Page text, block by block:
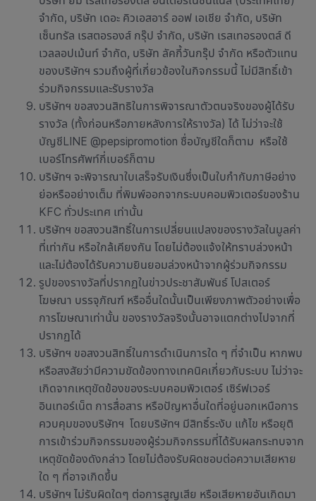
จำกัด, บริษัท เดอะ คิวเอสอาร์ ออฟ เอเชีย จำกัด, บริษัท
เซ็นทรัล เรสตอรองส์ กรุ๊ป จำกัด, บริษัท เรสเทอรองตส์ ดี
เวลลอปเม้นท์ จำกัด, บริษัท ลัคกี้วันกรุ๊ป จำกัด หรือตัวแทน
ของบริษัทฯ รวมถึงผู้ที่เกี่ยวข้องในกิจกรรมนี้ ไม่มีสิทธิ์เข้า
ร่วมกิจกรรมและรับรางวัล
บริษัทฯ ขอสงวนสิทธิในการพิจารณาตัวตนจริงของผู้ได้รับ
รางวัล (ทั้งก่อนหรือภายหลังการให้รางวัล) ได้ ไม่ว่าจะใช้
บัญชีLINE @pepsipromotion ชื่อบัญชีใดก็ตาม หรือใช้
เบอร์โทรศัพท์กี่เบอร์ก็ตาม
บริษัทฯ จะพิจารณาใบเสร็จรับเงินซึ่งเป็นใบกำกับภาษีอย่าง
ย่อหรืออย่างเต็ม ที่พิมพ์ออกจากระบบคอมพิวเตอร์ของร้าน
KFC ทั่วประเทศ เท่านั้น
บริษัทฯ ขอสงวนสิทธิ์ในการเปลี่ยนแปลงของรางวัลในมูลค่า
ที่เท่ากัน หรือใกล้เคียงกัน โดยไม่ต้องแจ้งให้ทราบล่วงหน้า
และไม่ต้องได้รับความยินยอมล่วงหน้าจากผู้ร่วมกิจกรรม
รูปของรางวัลที่ปรากฏในข่าวประชาสัมพันธ์ โปสเตอร์
โฆษณา บรรจุภัณฑ์ หรืออื่นใดนั้นเป็นเพียงภาพตัวอย่างเพื่อ
การโฆษณาเท่านั้น ของรางวัลจริงนั้นอาจแตกต่างไปจากที่
ปรากฏได้
บริษัทฯ ขอสงวนสิทธิ์ในการดำเนินการใด ๆ ที่จำเป็น หากพบ
หรือสงสัยว่ามีความขัดข้องทางเทคนิคเกี่ยวกับระบบ ไม่ว่าจะ
เกิดจากเหตุขัดข้องของระบบคอมพิวเตอร์ เซิร์ฟเวอร์
อินเทอร์เน็ต การสื่อสาร หรือปัญหาอื่นใดที่อยู่นอกเหนือการ
ควบคุมของบริษัทฯ โดยบริษัทฯ มีสิทธิ์ระงับ แก้ไข หรือยุติ
การเข้าร่วมกิจกรรมของผู้ร่วมกิจกรรมที่ได้รับผลกระทบจาก
เหตุขัดข้องดังกล่าว โดยไม่ต้องรับผิดชอบต่อความเสียหาย
ใด ๆ ที่อาจเกิดขึ้น
บริษัทฯ ไม่รับผิดใดๆ ต่อการสูญเสีย หรือเสียหายอันเกิดมา